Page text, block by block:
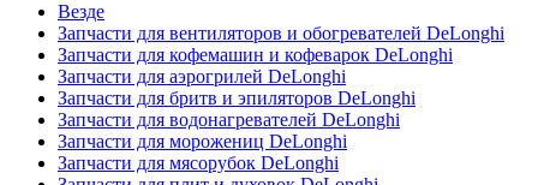
Везде
Запчасти для вентиляторов и обогревателей DeLonghi
Запчасти для кофемашин и кофеварок DeLonghi
Запчасти для аэрогрилей DeLonghi
Запчасти для бритв и эпиляторов DeLonghi
Запчасти для водонагревателей DeLonghi
Запчасти для морожениц DeLonghi
Запчасти для мясорубок DeLonghi